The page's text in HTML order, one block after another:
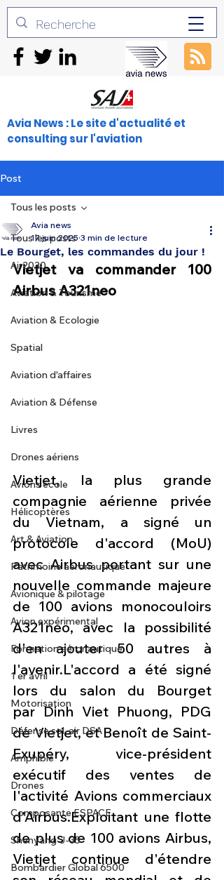
Avia News : Le site d'actualité et
consulting sur l'aviation
Post
Tous les posts
Air2030
Aviation & Tourisme
Aviation & Ecologie
Spatial
Aviation d'affaires
Aviation & Défense
Livres
Drones aériens
Avions école
Hélicoptères
Art & Aviation
Patrimoine aéronautique
Avionique & pilotage
Avion expérimental
Formation aéronautique
1 er avril
Motorisation
Défense sol-air DSA
Amphibie
Drones
Composante ESPACE
Shenyang J-35
Bombardier Global 6500
Tous les posts
Le Bourget, les commandes du jour !
Avia news
17 juin 2025 3 min de lecture
Vietjet va commander 100
Airbus A321neo
Vietjet, la plus grande
compagnie aérienne privée
du Vietnam, a signé un
protocole d'accord (MoU)
avec Airbus portant sur une
nouvelle commande majeure
de 100 avions monocouloirs
A321neo, avec la possibilité
d'en ajouter 50 autres à
l'avenir.L'accord a été signé
lors du salon du Bourget
par Dinh Viet Phuong, PDG
de Vietjet, et Benoît de Saint-
Exupéry, vice-président
exécutif des ventes de
l'activité Avions commerciaux
d'Airbus.Exploitant une flotte
de plus de 100 avions Airbus,
Vietjet continue d'étendre